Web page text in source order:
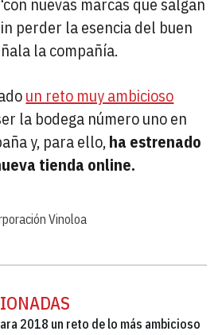
perder la esencia del buen
la compañía.
un reto muy ambicioso
la bodega número uno en
y, para ello,ha estrenado
tienda online.
Vinoloa
2018 un reto de lo más ambicioso